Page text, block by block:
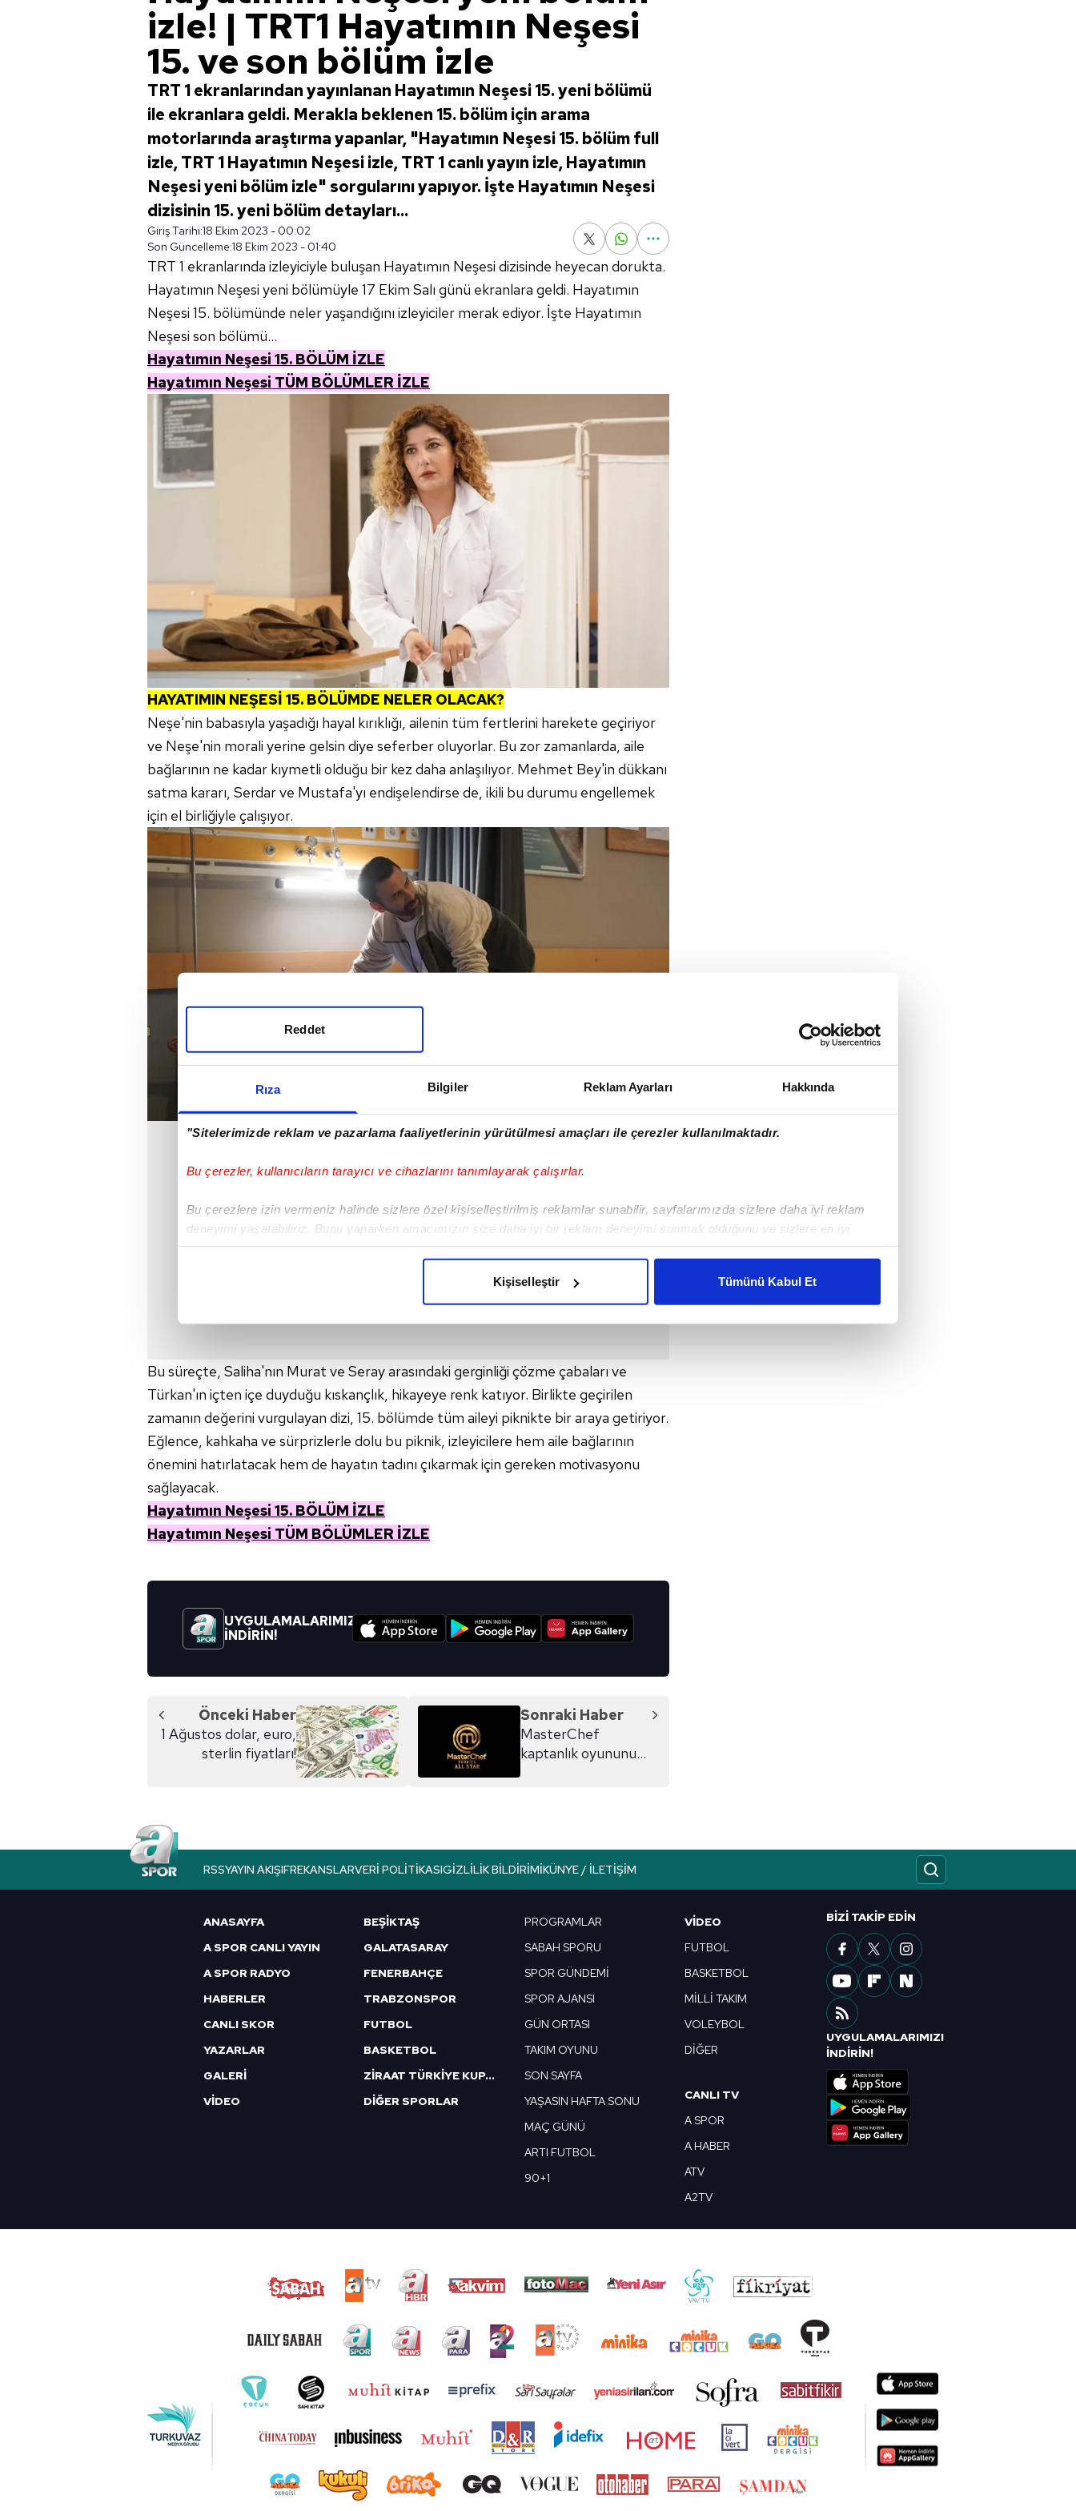
Rıza Bilgiler Reklam Ayarları Hakkında
"Sitelerimizde reklam ve pazarlama faaliyetlerinin yürütülmesi amaçları ile çerezler kullanılmaktadır.
Bu çerezler, kullanıcıların tarayıcı ve cihazlarını tanımlayarak çalışırlar.
Bu çerezlere izin vermeniz halinde sizlere özel kişiselleştirilmiş reklamlar sunabilir, sayfalarımızda sizlere daha iyi reklam
deneyimi yaşatabiliriz. Bunu yaparken amacımızın size daha iyi bir reklam deneyimi sunmak olduğunu ve sizlere en iyi
Her halükârda, kullanıcılar, bu çerezlere izin vermedikleri takdirde, kullanıcılara hedefli reklamlar gösterilmeyecektir."
çerezler vasıtasıyla çeşitli kişisel verileriniz işlenmekte olup gerekli olan çerezler bilgi toplumu hizmetlerinin sunulması
amacıyla kullanılmaktadır. Diğer çerezler, sitemizin daha işlevsel kılınması ve kişiselleştirilmesi ve sizlere yönelik
reklam/pazarlama faaliyetlerinin yapılması, amaçlarıyla sınırlı olarak açık rızanız dahilinde kullanılacaktır.
Çerezlere ilişkin tercihlerinizi aşağıda yer alan panel vasıtasıyla belirleyebilirsiniz. Çerezlere ilişkin detaylı bilgi için Ayarlar
butonuna tıklayabilir,
Çerez Bilgilendirme Metnimizi ziyaret edebilirsiniz.
6698 sayılı Kişisel Verilerin Korunması Kanunu uyarınca hazırlanmış Aydınlatma Metnimizi okumak ve sitemizde ilgili
mevzuata uygun olarak kullanılan çerezlerle ilgili bilgi almak için lütfen
Reddet
Kişiselleştir Tümünü Kabul Et
izle! | TRT1 Hayatımın Neşesi
15. ve son bölüm izle
TRT 1 ekranlarından yayınlanan Hayatımın Neşesi 15. yeni bölümü
ile ekranlara geldi. Merakla beklenen 15. bölüm için arama
motorlarında araştırma yapanlar, "Hayatımın Neşesi 15. bölüm full
izle, TRT 1 Hayatımın Neşesi izle, TRT 1 canlı yayın izle, Hayatımın
Neşesi yeni bölüm izle" sorgularını yapıyor. İşte Hayatımın Neşesi
dizisinin 15. yeni bölüm detayları...
Giriş Tarihi:18 Ekim 2023 - 00:02
Son Güncelleme:18 Ekim 2023 - 01:40
TRT 1 ekranlarında izleyiciyle buluşan Hayatımın Neşesi dizisinde heyecan dorukta.
Hayatımın Neşesi yeni bölümüyle 17 Ekim Salı günü ekranlara geldi. Hayatımın
Neşesi 15. bölümünde neler yaşandığını izleyiciler merak ediyor. İşte Hayatımın
Neşesi son bölümü...
Hayatımın Neşesi 15. BÖLÜM İZLE
Hayatımın Neşesi TÜM BÖLÜMLER İZLE
HAYATIMIN NEŞESİ 15. BÖLÜMDE NELER OLACAK?
Neşe'nin babasıyla yaşadığı hayal kırıklığı, ailenin tüm fertlerini harekete geçiriyor
ve Neşe'nin morali yerine gelsin diye seferber oluyorlar. Bu zor zamanlarda, aile
bağlarının ne kadar kıymetli olduğu bir kez daha anlaşılıyor. Mehmet Bey'in dükkanı
satma kararı, Serdar ve Mustafa'yı endişelendirse de, ikili bu durumu engellemek
için el birliğiyle çalışıyor.
Bu süreçte, Saliha'nın Murat ve Seray arasındaki gerginliği çözme çabaları ve
Türkan'ın içten içe duyduğu kıskançlık, hikayeye renk katıyor. Birlikte geçirilen
zamanın değerini vurgulayan dizi, 15. bölümde tüm aileyi piknikte bir araya getiriyor.
Eğlence, kahkaha ve sürprizlerle dolu bu piknik, izleyicilere hem aile bağlarının
önemini hatırlatacak hem de hayatın tadını çıkarmak için gereken motivasyonu
sağlayacak.
Hayatımın Neşesi 15. BÖLÜM İZLE
Hayatımın Neşesi TÜM BÖLÜMLER İZLE
UYGULAMALARIMIZI
İNDİRİN!
Önceki Haber
1 Ağustos dolar, euro,
sterlin fiyatları!
Sonraki Haber
MasterChef
kaptanlık oyununu
RSSYAYIN AKIŞIFREKANSLARVERI POLITIKASIGIZLILIK BILDIRIMIKÜNYE / İLETIŞIM
ANASAYFA
A SPOR CANLI YAYIN
A SPOR RADYO
HABERLER
CANLI SKOR
YAZARLAR
GALERİ
VİDEO
BEŞİKTAŞ
GALATASARAY
FENERBAHÇE
TRABZONSPOR
FUTBOL
BASKETBOL
ZİRAAT TÜRKİYE KUPASI
DİĞER SPORLAR
PROGRAMLAR
SABAH SPORU
SPOR GÜNDEMİ
SPOR AJANSI
GÜN ORTASI
TAKIM OYUNU
SON SAYFA
YAŞASIN HAFTA SONU
MAÇ GÜNÜ
ARTI FUTBOL
90+1
VIDEO
FUTBOL
BASKETBOL
MİLLİ TAKIM
VOLEYBOL
DİĞER
CANLI TV
A SPOR
A HABER
ATV
A2TV
BIZI TAKIP EDIN
UYGULAMALARIMIZI
İNDİRİN!